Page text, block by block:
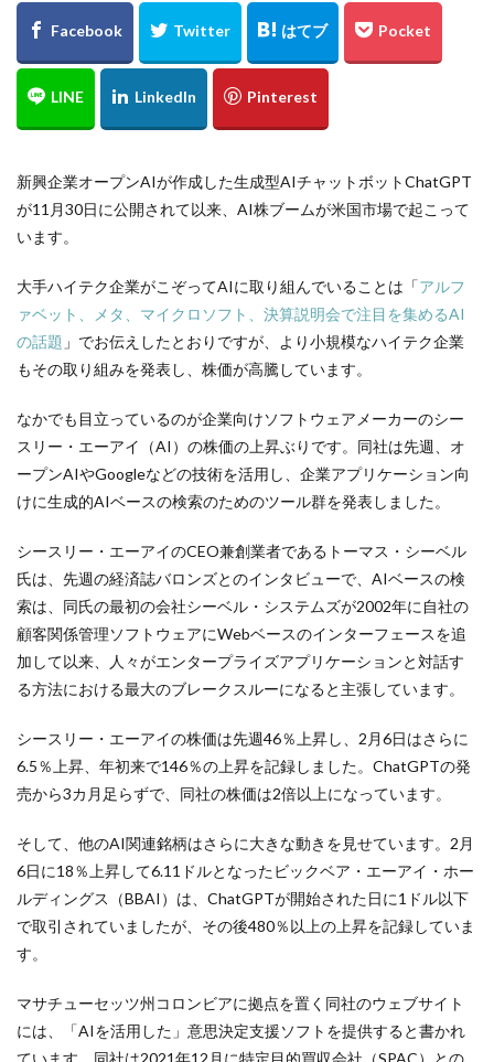
新興企業オープンAIが作成した生成型AIチャットボットChatGPT
が11月30日に公開されて以来、AI株ブームが米国市場で起こって
います。
大手ハイテク企業がこぞってAIに取り組んでいることは「アルフ
ァベット、メタ、マイクロソフト、決算説明会で注目を集めるAI
の話題 」でお伝えしたとおりですが、より小規模なハイテク企業
もその取り組みを発表し、株価が高騰しています。
なかでも目立っているのが企業向けソフトウェアメーカーのシー
スリー・エーアイ（AI）の株価の上昇ぶりです。同社は先週、オ
ープンAIやGoogleなどの技術を活用し、企業アプリケーション向
けに生成的AIベースの検索のためのツール群を発表しました。
シースリー・エーアイのCEO兼創業者であるトーマス・シーベル
氏は、先週の経済誌バロンズとのインタビューで、AIベースの検
索は、同氏の最初の会社シーベル・システムズが2002年に自社の
顧客関係管理ソフトウェアにWebベースのインターフェースを追
加して以来、人々がエンタープライズアプリケーションと対話す
る方法における最大のブレークスルーになると主張しています。
シースリー・エーアイの株価は先週46％上昇し、2月6日はさらに
6.5％上昇、年初来で146％の上昇を記録しました。ChatGPTの発
売から3カ月足らずで、同社の株価は2倍以上になっています。
そして、他のAI関連銘柄はさらに大きな動きを見せています。2月
6日に18％上昇して6.11ドルとなったビックベア・エーアイ・ホー
ルディングス（BBAI）は、ChatGPTが開始された日に1ドル以下
で取引されていましたが、その後480％以上の上昇を記録していま
す。
マサチューセッツ州コロンビアに拠点を置く同社のウェブサイト
には、「AIを活用した」意思決定支援ソフトを提供すると書かれ
ています。同社は2021年12月に特定目的買収会社（SPAC）との